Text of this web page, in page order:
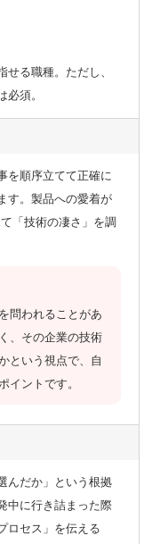
る職種。ただし、
必須。
を順序立てて正確に
す。製品への愛着が
「技術の凄さ」を調
問われることがあ
、その企業の技術
という視点で、自
イントです。
んだか」という根拠
中に行き詰まった際
ロセス」を伝える